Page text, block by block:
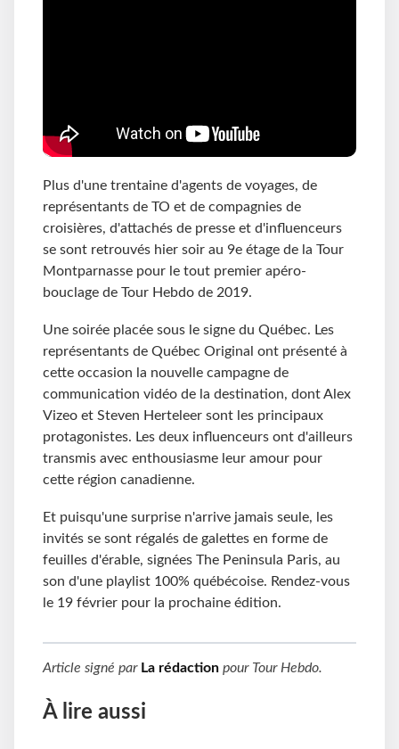
Plus d'une trentaine d'agents de voyages, de
représentants de TO et de compagnies de
croisières, d'attachés de presse et d'influenceurs
se sont retrouvés hier soir au 9e étage de la Tour
Montparnasse pour le tout premier apéro-
bouclage de Tour Hebdo de 2019.
Une soirée placée sous le signe du Québec. Les
représentants de Québec Original ont présenté à
cette occasion la nouvelle campagne de
communication vidéo de la destination, dont Alex
Vizeo et Steven Herteleer sont les principaux
protagonistes. Les deux influenceurs ont d'ailleurs
transmis avec enthousiasme leur amour pour
cette région canadienne.
Et puisqu'une surprise n'arrive jamais seule, les
invités se sont régalés de galettes en forme de
feuilles d'érable, signées The Peninsula Paris, au
son d'une playlist 100% québécoise. Rendez-vous
le 19 février pour la prochaine édition.
Article signé par La rédaction pour Tour Hebdo.
À lire aussi